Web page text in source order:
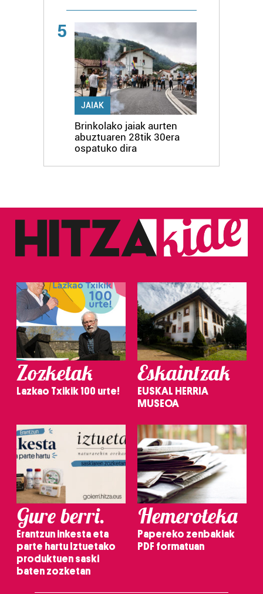
5
JAIAK
Brinkolako jaiak aurten
abuztuaren 28tik 30era
ospatuko dira
Zozketak
Lazkao Txikik 100 urte!
Eskaintzak
EUSKAL HERRIA
MUSEOA
Gure berri.
Erantzun inkesta eta
parte hartu Iztuetako
produktuen saski
baten zozketan
Hemeroteka
Papereko zenbakiak
PDF formatuan